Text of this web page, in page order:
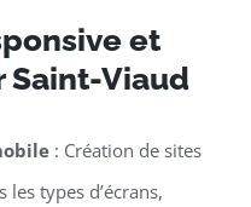
et
Viaud
: Création de sites
les types d’écrans,